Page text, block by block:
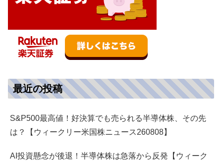
最近の投稿
S&P500最高値！好決算でも売られる半導体株、その先
は？【ウィークリー米国株ニュース260808】
AI投資懸念が後退！半導体株は急落から反発【ウィーク